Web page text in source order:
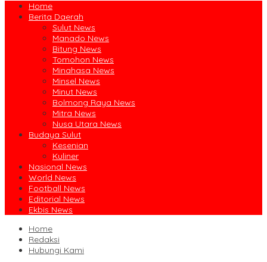
Home
Berita Daerah
Sulut News
Manado News
Bitung News
Tomohon News
Minahasa News
Minsel News
Minut News
Bolmong Raya News
Mitra News
Nusa Utara News
Budaya Sulut
Kesenian
Kuliner
Nasional News
World News
Football News
Editorial News
Ekbis News
Home
Redaksi
Hubungi Kami